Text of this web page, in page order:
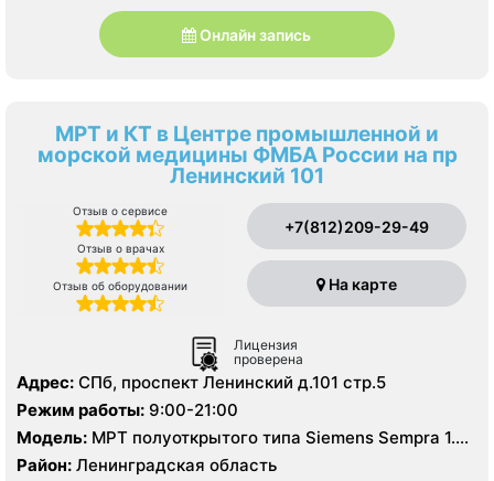
Онлайн запись
МРТ и КТ в Центре промышленной и
морской медицины ФМБА России на пр
Ленинский 101
Отзыв о сервисе
Отзыв о врачах
Отзыв об оборудовании
+7(812)209-29-49
На карте
Лицензия
проверена
Адрес: СПб, проспект Ленинский д.101 стр.5
Режим работы: 9:00-21:00
Модель: МРТ полуоткрытого типа Siemens Sempra 1.5
Тесла, КТ GE revolution Maxima 128 срезов,
Район: Ленинградская область